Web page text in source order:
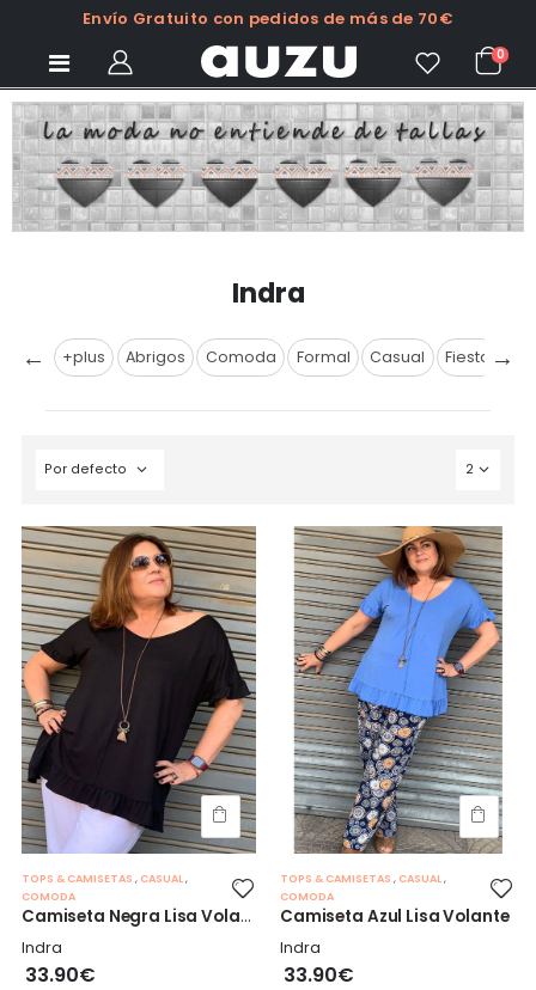
Envío Gratuito con pedidos de más de 70€
0
Indra
Petite +plus Abrigos Comoda Formal Casual Fiesta
TOPS & CAMISETAS , CASUAL,
COMODA
Camiseta Negra Lisa Volante
Indra
33.90€
TOPS & CAMISETAS , CASUAL,
COMODA
Camiseta Azul Lisa Volante
Indra
33.90€